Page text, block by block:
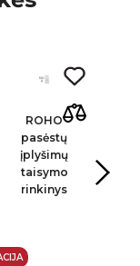
ROHO
pasėstų
įplyšimų
taisymo
rinkinys